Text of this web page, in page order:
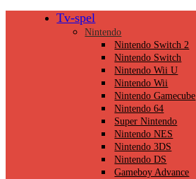
Tv-spel
Nintendo
Nintendo Switch 2
Nintendo Switch
Nintendo Wii U
Nintendo Wii
Nintendo Gamecube
Nintendo 64
Super Nintendo
Nintendo NES
Nintendo 3DS
Nintendo DS
Gameboy Advance